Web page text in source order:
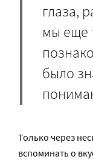
глаза,
мы еще
было
Только через
вспоминать о